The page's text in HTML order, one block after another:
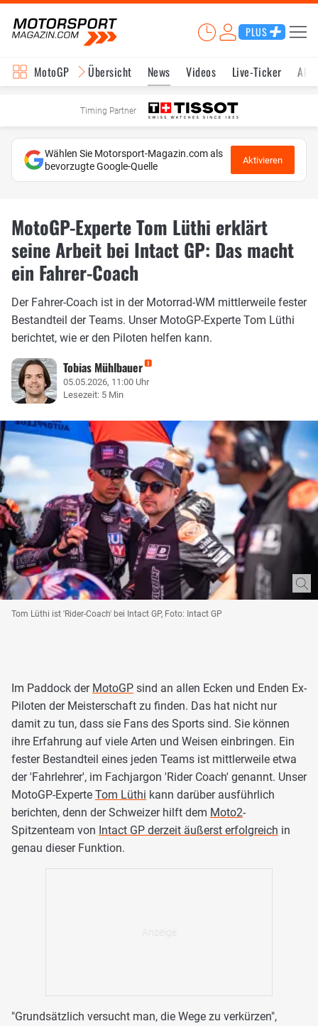
PLUS
MotoGP Übersicht News Videos Live-Ticker
Timing Partner
Wählen Sie Motorsport-Magazin.com als
bevorzugte Google-Quelle
Aktivieren
MotoGP-Experte Tom Lüthi erklärt
seine Arbeit bei Intact GP: Das macht
ein Fahrer-Coach
Der Fahrer-Coach ist in der Motorrad-WM mittlerweile fester
Bestandteil der Teams. Unser MotoGP-Experte Tom Lüthi
berichtet, wie er den Piloten helfen kann.
Tobias Mühlbauer
05.05.2026, 11:00 Uhr
Lesezeit: 5 Min
Tom Lüthi ist 'Rider-Coach' bei Intact GP, Foto: Intact GP
Im Paddock der MotoGP sind an allen Ecken und Enden Ex-
Piloten der Meisterschaft zu finden. Das hat nicht nur
damit zu tun, dass sie Fans des Sports sind. Sie können
ihre Erfahrung auf viele Arten und Weisen einbringen. Ein
fester Bestandteil eines jeden Teams ist mittlerweile etwa
der 'Fahrlehrer', im Fachjargon 'Rider Coach' genannt. Unser
MotoGP-Experte Tom Lüthi kann darüber ausführlich
berichten, denn der Schweizer hilft dem Moto2-
Spitzenteam von Intact GP derzeit äußerst erfolgreich in
genau dieser Funktion.
"Grundsätzlich versucht man, die Wege zu verkürzen",